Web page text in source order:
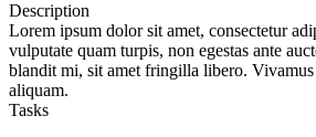
Description
Lorem ipsum dolor sit amet, consectetur
vulputate quam turpis, non egestas ante
blandit mi, sit amet fringilla libero. Vivamus
aliquam.
Tasks